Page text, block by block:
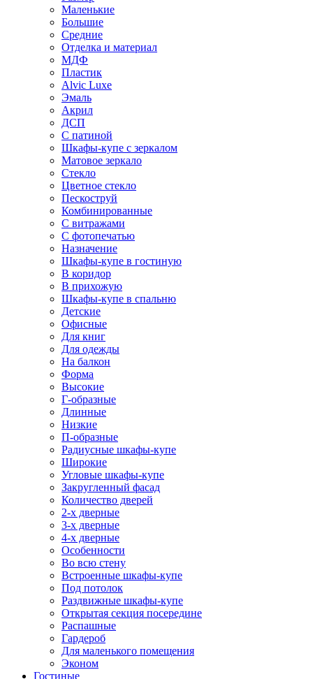
Маленькие
Большие
Средние
Отделка и материал
МДФ
Пластик
Alvic Luxe
Эмаль
Акрил
ДСП
С патиной
Шкафы-купе с зеркалом
Матовое зеркало
Стекло
Цветное стекло
Пескоструй
Комбинированные
С витражами
С фотопечатью
Назначение
Шкафы-купе в гостиную
В коридор
В прихожую
Шкафы-купе в спальню
Детские
Офисные
Для книг
Для одежды
На балкон
Форма
Высокие
Г-образные
Длинные
Низкие
П-образные
Радиусные шкафы-купе
Широкие
Угловые шкафы-купе
Закругленный фасад
Количество дверей
2-х дверные
3-х дверные
4-х дверные
Особенности
Во всю стену
Встроенные шкафы-купе
Под потолок
Раздвижные шкафы-купе
Открытая секция посередине
Распашные
Гардероб
Для маленького помещения
Эконом
Гостиные